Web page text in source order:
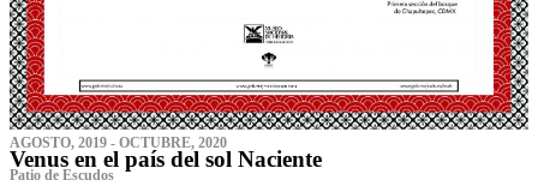
AGOSTO, 2019 - OCTUBRE, 2020
Venus en el país del sol Naciente
P‌atio de Escudos